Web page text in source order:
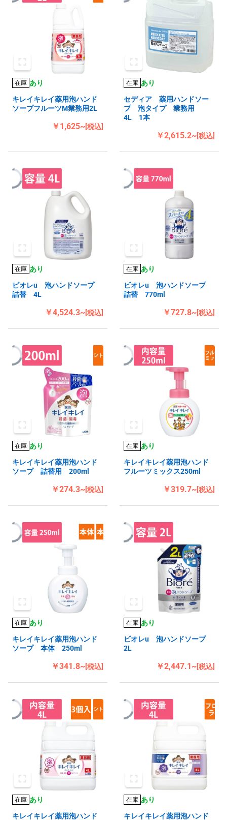
在庫 あり
キレイキレイ薬用泡ハンド
ソープフルーツM業務用2L
￥1,625~[税込]
在庫 あり
セディア 薬用ハンドソー
プ 泡タイプ 業務用
4L 1本
￥2,615.2~[税込]
在庫 あり
ビオレu 泡ハンドソープ
詰替 4L
￥4,524.3~[税込]
在庫 あり
ビオレu 泡ハンドソープ
詰替 770ml
￥727.8~[税込]
在庫 あり
キレイキレイ薬用泡ハンド
ソープ 詰替用 200ml
￥274.3~[税込]
在庫 あり
キレイキレイ薬用泡ハンド
フルーツミックス250ml
￥319.7~[税込]
在庫 あり
キレイキレイ薬用泡ハンド
ソープ 本体 250ml
￥341.8~[税込]
在庫 あり
ビオレu 泡ハンドソープ
2L
￥2,447.1~[税込]
在庫 あり
キレイキレイ薬用泡ハンド
在庫 あり
キレイキレイ薬用泡ハンド